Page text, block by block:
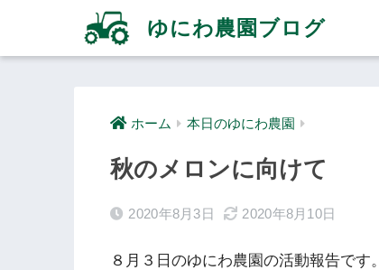
ゆにわ農園ブログ
ホーム 本日のゆにわ農園
秋のメロンに向けて
2020年8月3日 2020年8月10日
８月３日のゆにわ農園の活動報告です。